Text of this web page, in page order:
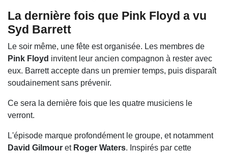
La dernière fois que Pink Floyd a vu
Syd Barrett
Le soir même, une fête est organisée. Les membres de
Pink Floyd invitent leur ancien compagnon à rester avec
eux. Barrett accepte dans un premier temps, puis disparaît
soudainement sans prévenir.
Ce sera la dernière fois que les quatre musiciens le
verront.
L'épisode marque profondément le groupe, et notamment
David Gilmour et Roger Waters. Inspirés par cette